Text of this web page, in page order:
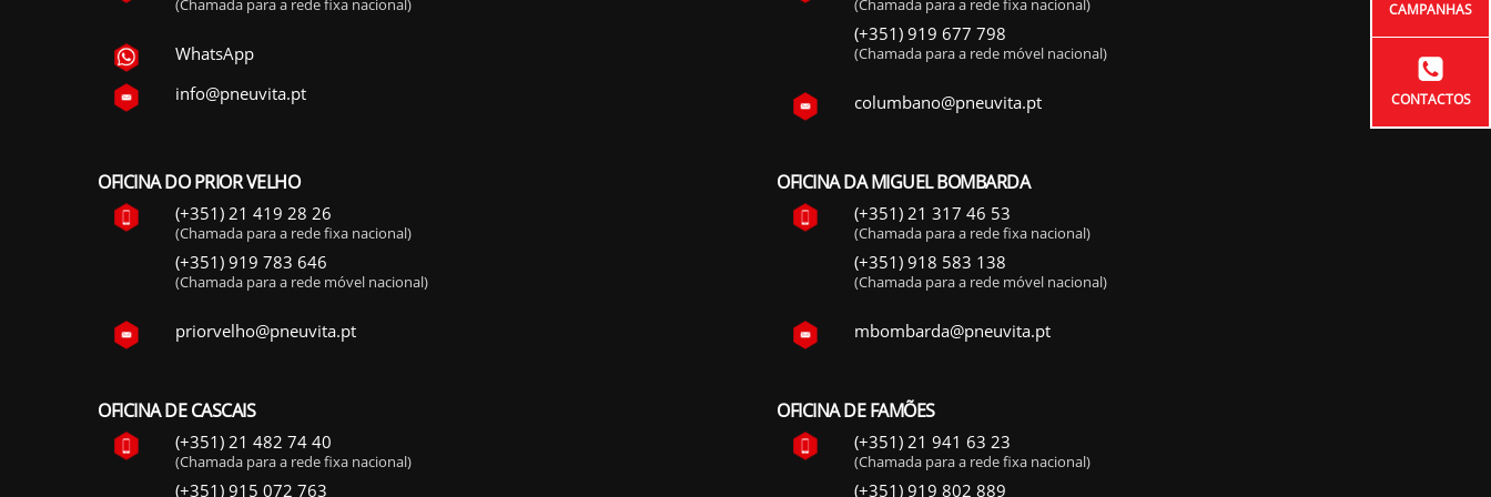
CAMPANHAS
CONTACTOS
(Chamada para a rede fixa nacional)
WhatsApp
info@pneuvita.pt
(Chamada para a rede fixa nacional)
(+351) 919 677 798
(Chamada para a rede móvel nacional)
columbano@pneuvita.pt
OFICINA DO PRIOR VELHO
(+351) 21 419 28 26
(Chamada para a rede fixa nacional)
(+351) 919 783 646
(Chamada para a rede móvel nacional)
priorvelho@pneuvita.pt
OFICINA DA MIGUEL BOMBARDA
(+351) 21 317 46 53
(Chamada para a rede fixa nacional)
(+351) 918 583 138
(Chamada para a rede móvel nacional)
mbombarda@pneuvita.pt
OFICINA DE CASCAIS
(+351) 21 482 74 40
(Chamada para a rede fixa nacional)
(+351) 915 072 763
OFICINA DE FAMÕES
(+351) 21 941 63 23
(Chamada para a rede fixa nacional)
(+351) 919 802 889